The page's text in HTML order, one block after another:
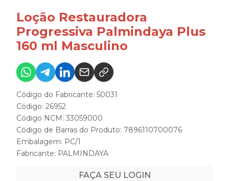
Loção Restauradora
Progressiva Palmindaya Plus
160 ml Masculino
Código do Fabricante: 50031
Código: 26952
Código NCM: 33059000
Código de Barras do Produto: 7896110700076
Embalagem: PC/1
Fabricante: PALMINDAYA
FAÇA SEU LOGIN